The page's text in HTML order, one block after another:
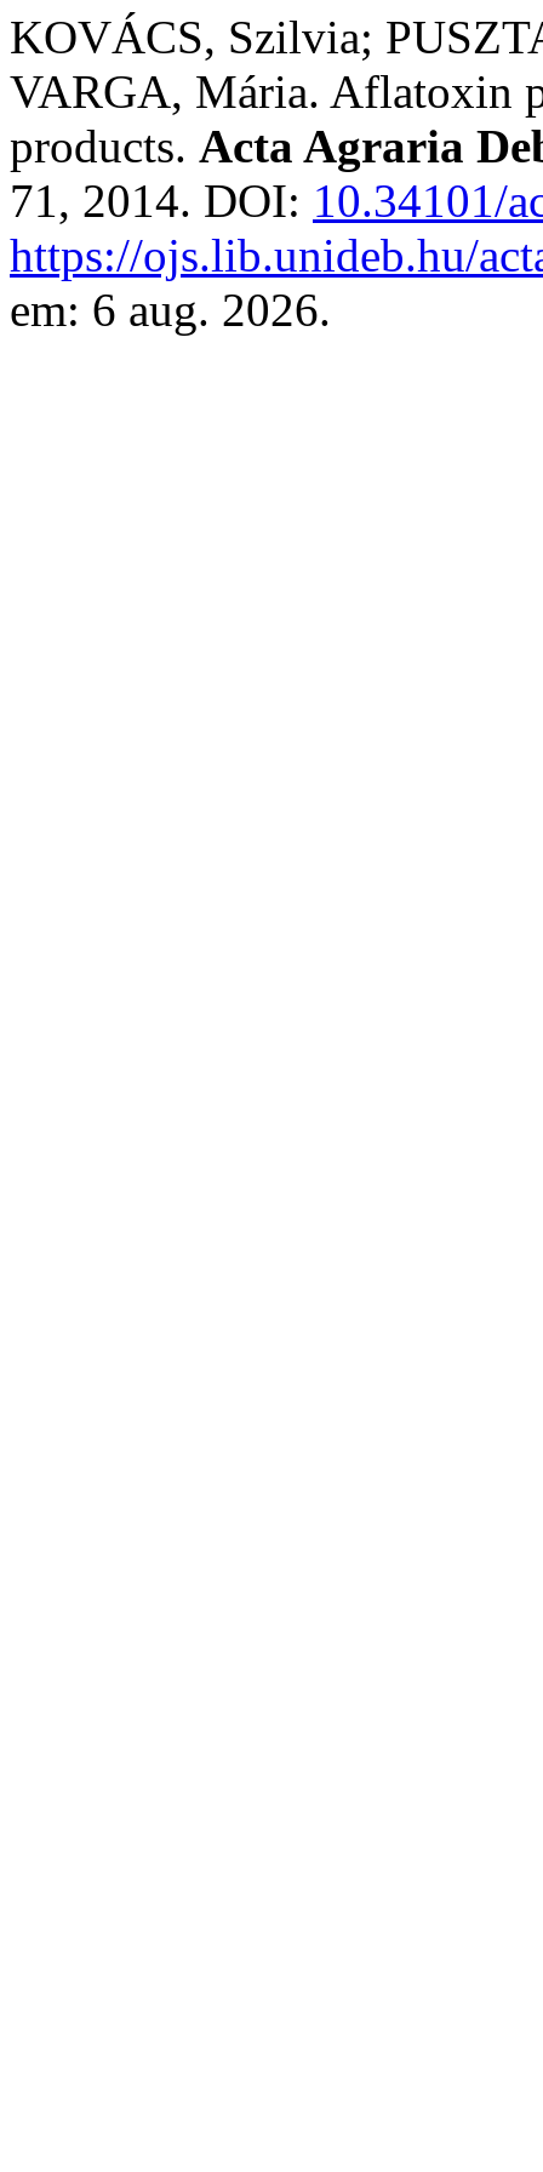
KOVÁCS, Szilvia;
VARGA, Mária. Aflatoxin
products. Acta Agraria
71, 2014. DOI: 10.34101/
https://ojs.lib.unideb.hu/
em: 6 aug. 2026.